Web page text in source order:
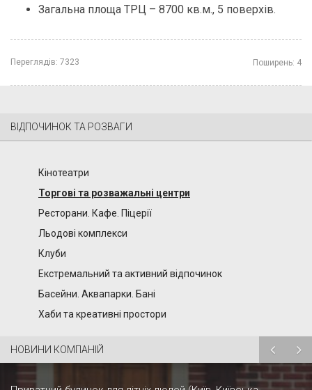
Загальна площа ТРЦ – 8700 кв.м., 5 поверхів.
Переглядів: 7323 Поширень: 4
ВІДПОЧИНОК ТА РОЗВАГИ
Кінотеатри
Торгові та розважальні центри
Ресторани. Кафе. Піцерії
Льодові комплекси
Клуби
Екстремальний та активний відпочинок
Басейни. Аквапарки. Бані
Хаби та креативні простори
НОВИНИ КОМПАНІЙ